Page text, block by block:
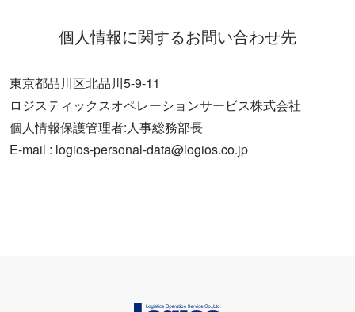
個人情報に関するお問い合わせ先
東京都品川区北品川5-9-11
ロジスティックスオペレーションサービス株式会社
個人情報保護管理者:人事総務部長
E-mail : logios-personal-data@logios.co.jp